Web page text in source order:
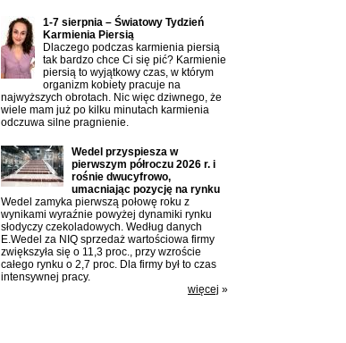
1-7 sierpnia – Światowy Tydzień
Karmienia Piersią
Dlaczego podczas karmienia piersią
tak bardzo chce Ci się pić? Karmienie
piersią to wyjątkowy czas, w którym
organizm kobiety pracuje na
najwyższych obrotach. Nic więc dziwnego, że
wiele mam już po kilku minutach karmienia
odczuwa silne pragnienie.
Wedel przyspiesza w
pierwszym półroczu 2026 r. i
rośnie dwucyfrowo,
umacniając pozycję na rynku
Wedel zamyka pierwszą połowę roku z
wynikami wyraźnie powyżej dynamiki rynku
słodyczy czekoladowych. Według danych
E.Wedel za NIQ sprzedaż wartościowa firmy
zwiększyła się o 11,3 proc., przy wzroście
całego rynku o 2,7 proc. Dla firmy był to czas
intensywnej pracy.
więcej »